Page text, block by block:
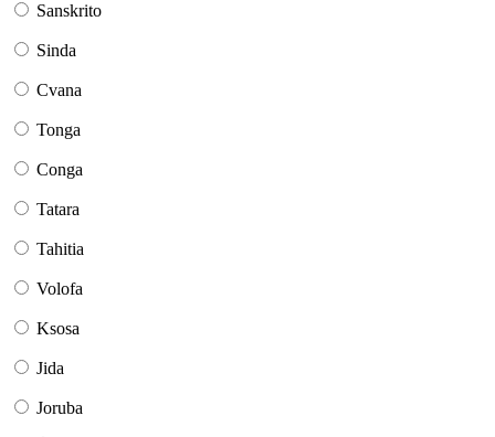
Sanskrito
Sinda
Cvana
Tonga
Conga
Tatara
Tahitia
Volofa
Ksosa
Jida
Joruba